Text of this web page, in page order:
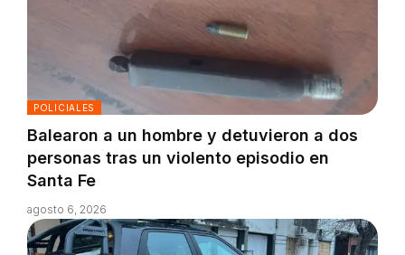
POLICIALES
Balearon a un hombre y detuvieron a dos
personas tras un violento episodio en
Santa Fe
agosto 6, 2026